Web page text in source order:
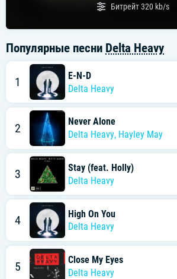
Битрейт320 kb/s
Популярные песни Delta Heavy
1
E-N-D
Delta Heavy
2
Never Alone
Delta Heavy, Hayley May
3
Stay (feat. Holly)
Delta Heavy
4
High On You
Delta Heavy
5
Close My Eyes
Delta Heavy